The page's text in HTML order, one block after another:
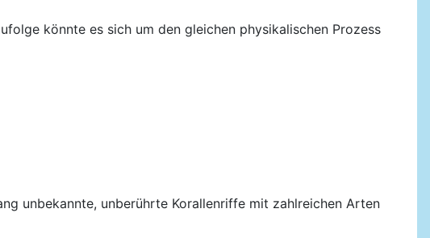
könnte es sich um den gleichen physikalischen Prozess
unbekannte, unberührte Korallenriffe mit zahlreichen Arten